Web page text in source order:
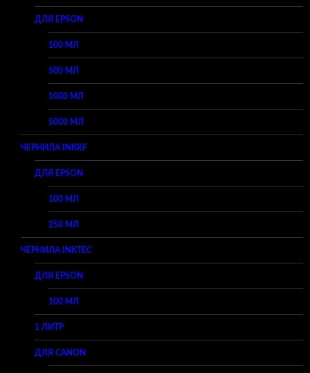
ДЛЯ EPSON
100 МЛ
500 МЛ
1000 МЛ
5000 МЛ
ЧЕРНИЛА INKRF
ДЛЯ EPSON
100 МЛ
250 МЛ
ЧЕРНИЛА INKTEC
ДЛЯ EPSON
100 МЛ
1 ЛИТР
ДЛЯ CANON